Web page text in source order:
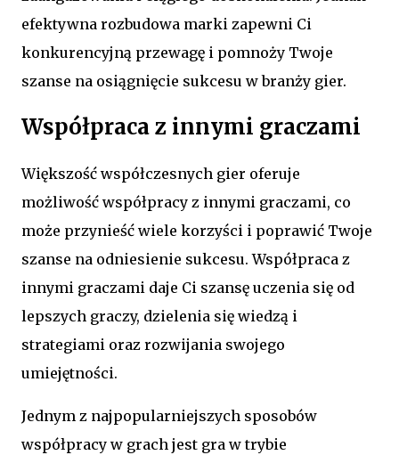
efektywna rozbudowa marki zapewni Ci
konkurencyjną przewagę i pomnoży Twoje
szanse na osiągnięcie sukcesu w branży gier.
Współpraca z innymi graczami
Większość współczesnych gier oferuje
możliwość współpracy z innymi graczami, co
może przynieść wiele korzyści i poprawić Twoje
szanse na odniesienie sukcesu. Współpraca z
innymi graczami daje Ci szansę uczenia się od
lepszych graczy, dzielenia się wiedzą i
strategiami oraz rozwijania swojego
umiejętności.
Jednym z najpopularniejszych sposobów
współpracy w grach jest gra w trybie